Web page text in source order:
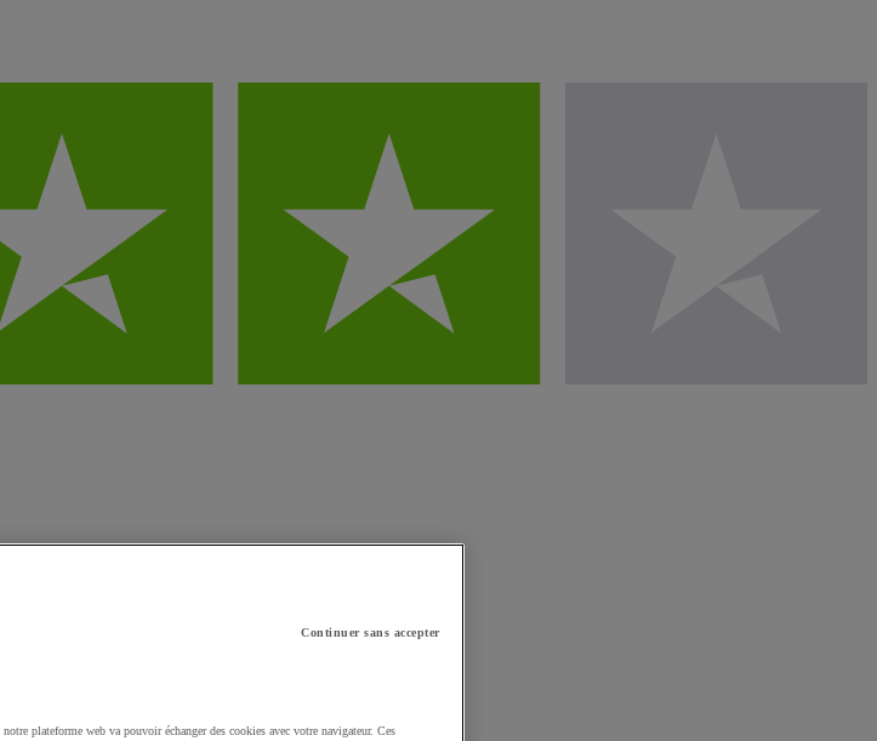
:
Continuer sans accepter
plateforme web va pouvoir échanger des cookies avec votre navigateur. Ces